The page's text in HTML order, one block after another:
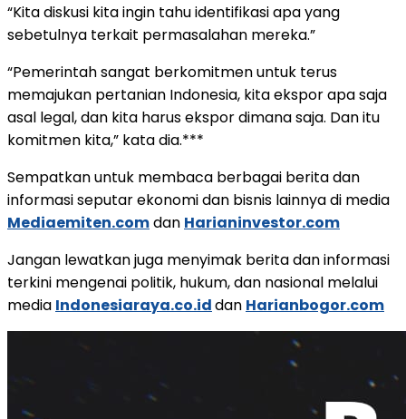
“Kita diskusi kita ingin tahu identifikasi apa yang
sebetulnya terkait permasalahan mereka.”
“Pemerintah sangat berkomitmen untuk terus
memajukan pertanian Indonesia, kita ekspor apa saja
asal legal, dan kita harus ekspor dimana saja. Dan itu
komitmen kita,” kata dia.***
Sempatkan untuk membaca berbagai berita dan
informasi seputar ekonomi dan bisnis lainnya di media
Mediaemiten.comdan Harianinvestor.com
Jangan lewatkan juga menyimak berita dan informasi
terkini mengenai politik, hukum, dan nasional melalui
media Indonesiaraya.co.iddan Harianbogor.com